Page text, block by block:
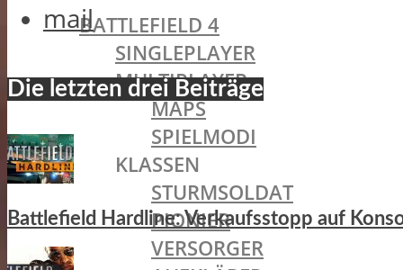
BATTLEFIELD 4
SINGLEPLAYER
MULTIPLAYER
MAPS
SPIELMODI
KLASSEN
STURMSOLDAT
PIONIER
VERSORGER
mail
Die letzten drei Beiträge
Battlefield Hardline: Verkaufsstopp auf